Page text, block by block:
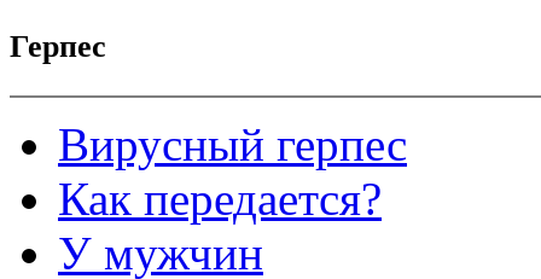
Герпес
Вирусный герпес
Как передается?
У мужчин